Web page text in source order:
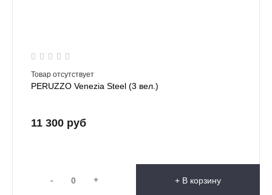
Товар отсутствует
PERUZZO Venezia Steel (3 вел.)
11 300 руб
- + + В корзину